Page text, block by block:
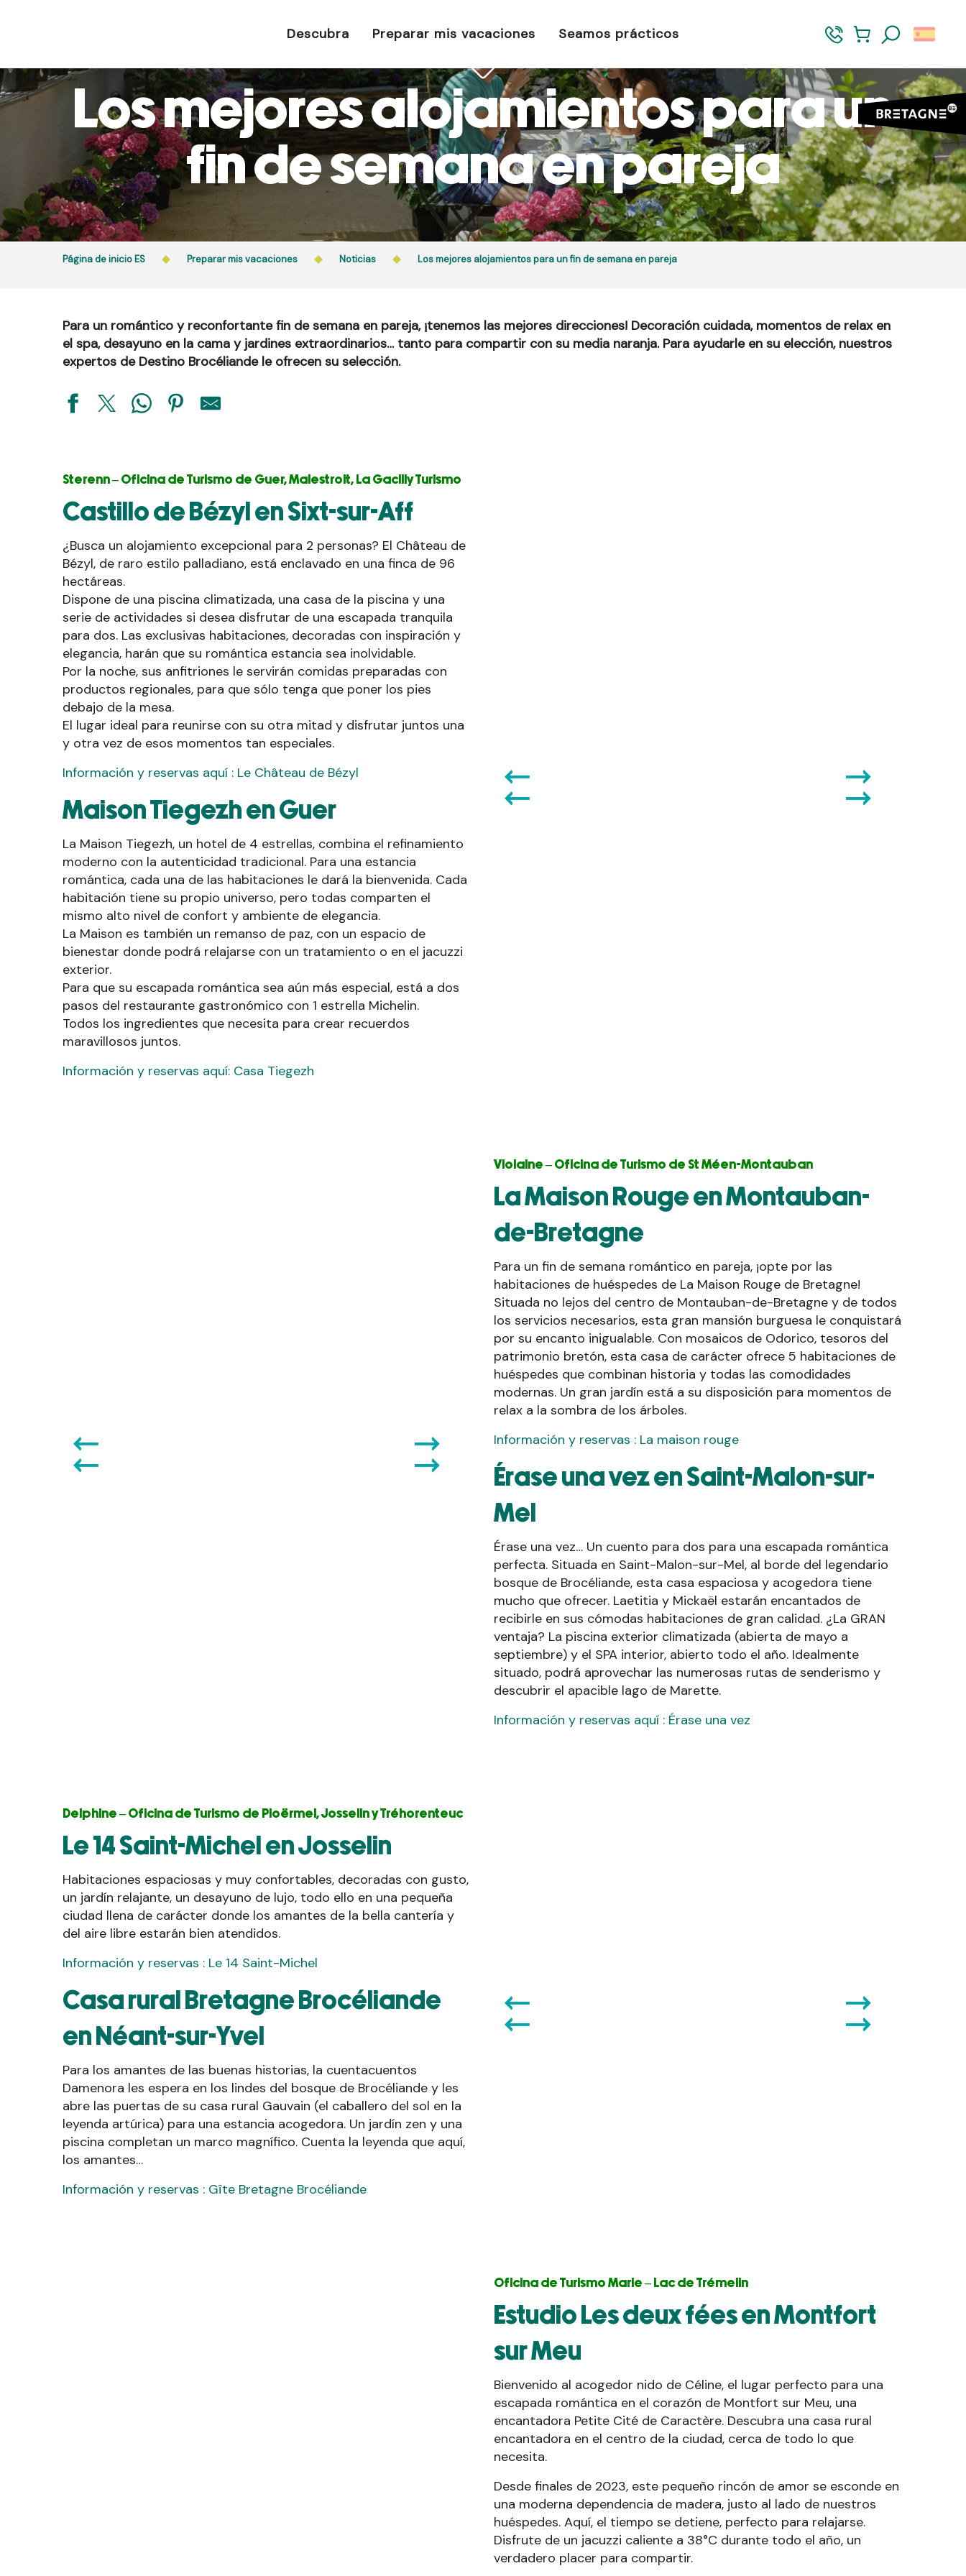
Descubra Preparar mis vacaciones Seamos prácticos
Los mejores alojamientos para un
fin de semana en pareja
Página de inicio ES Preparar mis vacaciones Noticias Los mejores alojamientos para un fin de semana en pareja
Para un romántico y reconfortante fin de semana en pareja, ¡tenemos las mejores direcciones! Decoración cuidada, momentos de relax en
el spa, desayuno en la cama y jardines extraordinarios… tanto para compartir con su media naranja. Para ayudarle en su elección, nuestros
expertos de Destino Brocéliande le ofrecen su selección.
Sterenn – Oficina de Turismo de Guer, Malestroit, La Gacilly Turismo
Castillo de Bézyl en Sixt-sur-Aff
¿Busca un alojamiento excepcional para 2 personas? El Château de
Bézyl, de raro estilo palladiano, está enclavado en una finca de 96
hectáreas.
Dispone de una piscina climatizada, una casa de la piscina y una
serie de actividades si desea disfrutar de una escapada tranquila
para dos. Las exclusivas habitaciones, decoradas con inspiración y
elegancia, harán que su romántica estancia sea inolvidable.
Por la noche, sus anfitriones le servirán comidas preparadas con
productos regionales, para que sólo tenga que poner los pies
debajo de la mesa.
El lugar ideal para reunirse con su otra mitad y disfrutar juntos una
y otra vez de esos momentos tan especiales.
Información y reservas aquí : Le Château de Bézyl
Maison Tiegezh en Guer
La Maison Tiegezh, un hotel de 4 estrellas, combina el refinamiento
moderno con la autenticidad tradicional. Para una estancia
romántica, cada una de las habitaciones le dará la bienvenida. Cada
habitación tiene su propio universo, pero todas comparten el
mismo alto nivel de confort y ambiente de elegancia.
La Maison es también un remanso de paz, con un espacio de
bienestar donde podrá relajarse con un tratamiento o en el jacuzzi
exterior.
Para que su escapada romántica sea aún más especial, está a dos
pasos del restaurante gastronómico con 1 estrella Michelin.
Todos los ingredientes que necesita para crear recuerdos
maravillosos juntos.
Información y reservas aquí: Casa Tiegezh
Violaine – Oficina de Turismo de St Méen-Montauban
La Maison Rouge en Montauban-
de-Bretagne
Para un fin de semana romántico en pareja, ¡opte por las
habitaciones de huéspedes de La Maison Rouge de Bretagne!
Situada no lejos del centro de Montauban-de-Bretagne y de todos
los servicios necesarios, esta gran mansión burguesa le conquistará
por su encanto inigualable. Con mosaicos de Odorico, tesoros del
patrimonio bretón, esta casa de carácter ofrece 5 habitaciones de
huéspedes que combinan historia y todas las comodidades
modernas. Un gran jardín está a su disposición para momentos de
relax a la sombra de los árboles.
Información y reservas : La maison rouge
Érase una vez en Saint-Malon-sur-
Mel
Érase una vez… Un cuento para dos para una escapada romántica
perfecta. Situada en Saint-Malon-sur-Mel, al borde del legendario
bosque de Brocéliande, esta casa espaciosa y acogedora tiene
mucho que ofrecer. Laetitia y Mickaël estarán encantados de
recibirle en sus cómodas habitaciones de gran calidad. ¿La GRAN
ventaja? La piscina exterior climatizada (abierta de mayo a
septiembre) y el SPA interior, abierto todo el año. Idealmente
situado, podrá aprovechar las numerosas rutas de senderismo y
descubrir el apacible lago de Marette.
Información y reservas aquí : Érase una vez
Delphine – Oficina de Turismo de Ploërmel, Josselin y Tréhorenteuc
Le 14 Saint-Michel en Josselin
Habitaciones espaciosas y muy confortables, decoradas con gusto,
un jardín relajante, un desayuno de lujo, todo ello en una pequeña
ciudad llena de carácter donde los amantes de la bella cantería y
del aire libre estarán bien atendidos.
Información y reservas : Le 14 Saint-Michel
Casa rural Bretagne Brocéliande
en Néant-sur-Yvel
Para los amantes de las buenas historias, la cuentacuentos
Damenora les espera en los lindes del bosque de Brocéliande y les
abre las puertas de su casa rural Gauvain (el caballero del sol en la
leyenda artúrica) para una estancia acogedora. Un jardín zen y una
piscina completan un marco magnífico. Cuenta la leyenda que aquí,
los amantes…
Información y reservas : Gîte Bretagne Brocéliande
Oficina de Turismo Marie – Lac de Trémelin
Estudio Les deux fées en Montfort
sur Meu
Bienvenido al acogedor nido de Céline, el lugar perfecto para una
escapada romántica en el corazón de Montfort sur Meu, una
encantadora Petite Cité de Caractère. Descubra una casa rural
encantadora en el centro de la ciudad, cerca de todo lo que
necesita.
Desde finales de 2023, este pequeño rincón de amor se esconde en
una moderna dependencia de madera, justo al lado de nuestros
huéspedes. Aquí, el tiempo se detiene, perfecto para relajarse.
Disfrute de un jacuzzi caliente a 38°C durante todo el año, un
verdadero placer para compartir.